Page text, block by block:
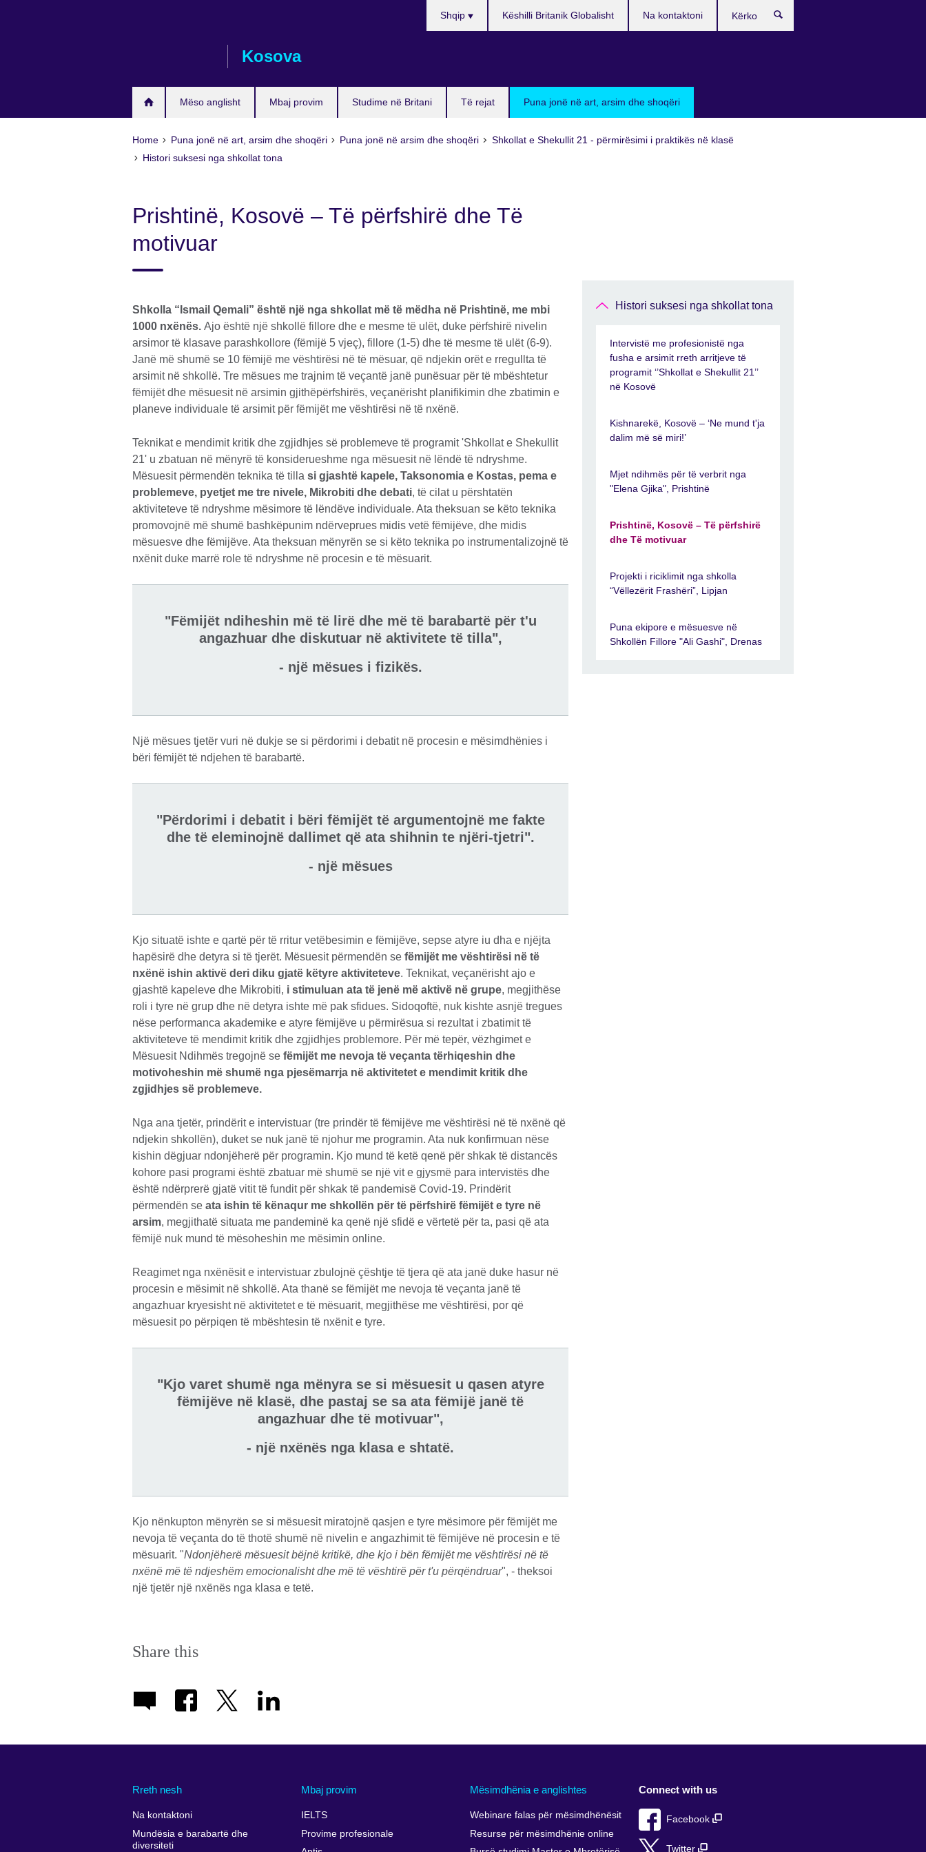
Kosova
Mëso anglisht Mbaj provim Studime në Britani Të rejat Puna jonë në art, arsim dhe shoqëri
Shqip Këshilli Britanik Globalisht Na kontaktoni
Home Puna jonë në art, arsim dhe shoqëri Puna jonë në arsim dhe shoqëri
Shkollat e Shekullit 21 - përmirësimi i praktikës në klasë
Histori suksesi nga shkollat tona
Prishtinë, Kosovë – Të përfshirë dhe Të
motivuar
Shkolla “Ismail Qemali” është një nga shkollat më të mëdha në Prishtinë, me mbi
1000 nxënës. Ajo është një shkollë fillore dhe e mesme të ulët, duke përfshirë nivelin
arsimor të klasave parashkollore (fëmijë 5 vjeç), fillore (1-5) dhe të mesme të ulët (6-9).
Janë më shumë se 10 fëmijë me vështirësi në të mësuar, që ndjekin orët e rregullta të
arsimit në shkollë. Tre mësues me trajnim të veçantë janë punësuar për të mbështetur
fëmijët dhe mësuesit në arsimin gjithëpërfshirës, veçanërisht planifikimin dhe zbatimin e
planeve individuale të arsimit për fëmijët me vështirësi në të nxënë.
Teknikat e mendimit kritik dhe zgjidhjes së problemeve të programit 'Shkollat e Shekullit
21' u zbatuan në mënyrë të konsiderueshme nga mësuesit në lëndë të ndryshme.
Mësuesit përmendën teknika të tilla si gjashtë kapele, Taksonomia e Kostas, pema e
problemeve, pyetjet me tre nivele, Mikrobiti dhe debati, të cilat u përshtatën
aktiviteteve të ndryshme mësimore të lëndëve individuale. Ata theksuan se këto teknika
promovojnë më shumë bashkëpunim ndërveprues midis vetë fëmijëve, dhe midis
mësuesve dhe fëmijëve. Ata theksuan mënyrën se si këto teknika po instrumentalizojnë të
nxënit duke marrë role të ndryshme në procesin e të mësuarit.
"Fëmijët ndiheshin më të lirë dhe më të barabartë për t'u
angazhuar dhe diskutuar në aktivitete të tilla",
- një mësues i fizikës.
Një mësues tjetër vuri në dukje se si përdorimi i debatit në procesin e mësimdhënies i
bëri fëmijët të ndjehen të barabartë.
"Përdorimi i debatit i bëri fëmijët të argumentojnë me fakte
dhe të eleminojnë dallimet që ata shihnin te njëri-tjetri".
- një mësues
Kjo situatë ishte e qartë për të rritur vetëbesimin e fëmijëve, sepse atyre iu dha e njëjta
hapësirë ​​dhe detyra si të tjerët. Mësuesit përmendën se fëmijët me vështirësi në të
nxënë ishin aktivë deri diku gjatë këtyre aktiviteteve. Teknikat, veçanërisht ajo e
gjashtë kapeleve dhe Mikrobiti, i stimuluan ata të jenë më aktivë në grupe, megjithëse
roli i tyre në grup dhe në detyra ishte më pak sfidues. Sidoqoftë, nuk kishte asnjë tregues
nëse performanca akademike e atyre fëmijëve u përmirësua si rezultat i zbatimit të
aktiviteteve të mendimit kritik dhe zgjidhjes problemore. Për më tepër, vëzhgimet e
Mësuesit Ndihmës tregojnë se fëmijët me nevoja të veçanta tërhiqeshin dhe
motivoheshin më shumë nga pjesëmarrja në aktivitetet e mendimit kritik dhe
zgjidhjes së problemeve.
Nga ana tjetër, prindërit e intervistuar (tre prindër të fëmijëve me vështirësi në të nxënë që
ndjekin shkollën), duket se nuk janë të njohur me programin. Ata nuk konfirmuan nëse
kishin dëgjuar ndonjëherë për programin. Kjo mund të ketë qenë për shkak të distancës
kohore pasi programi është zbatuar më shumë se një vit e gjysmë para intervistës dhe
është ndërprerë gjatë vitit të fundit për shkak të pandemisë Covid-19. Prindërit
përmendën se ata ishin të kënaqur me shkollën për të përfshirë fëmijët e tyre në
arsim, megjithatë situata me pandeminë ka qenë një sfidë e vërtetë për ta, pasi që ata
fëmijë nuk mund të mësoheshin me mësimin online.
Reagimet nga nxënësit e intervistuar zbulojnë çështje të tjera që ata janë duke hasur në
procesin e mësimit në shkollë. Ata thanë se fëmijët me nevoja të veçanta janë të
angazhuar kryesisht në aktivitetet e të mësuarit, megjithëse me vështirësi, por që
mësuesit po përpiqen të mbështesin të nxënit e tyre.
"Kjo varet shumë nga mënyra se si mësuesit u qasen atyre
fëmijëve në klasë, dhe pastaj se sa ata fëmijë janë të
angazhuar dhe të motivuar",
- një nxënës nga klasa e shtatë.
Kjo nënkupton mënyrën se si mësuesit miratojnë qasjen e tyre mësimore për fëmijët me
nevoja të veçanta do të thotë shumë në nivelin e angazhimit të fëmijëve në procesin e të
mësuarit. "Ndonjëherë mësuesit bëjnë kritikë, dhe kjo i bën fëmijët me vështirësi në të
nxënë më të ndjeshëm emocionalisht dhe më të vështirë për t'u përqëndruar", - theksoi
një tjetër një nxënës nga klasa e tetë.
Share this
Histori suksesi nga shkollat tona
Intervistë me profesionistë nga
fusha e arsimit rreth arritjeve të
programit ‘’Shkollat e Shekullit 21’’
në Kosovë
Kishnarekë, Kosovë – ‘Ne mund t'ja
dalim më së miri!’
Mjet ndihmës për të verbrit nga
"Elena Gjika", Prishtinë
Prishtinë, Kosovë – Të përfshirë
dhe Të motivuar
Projekti i riciklimit nga shkolla
“Vëllezërit Frashëri”, Lipjan
Puna ekipore e mësuesve në
Shkollën Fillore "Ali Gashi", Drenas
Rreth nesh
Na kontaktoni
Mundësia e barabartë dhe
diversiteti
Mbaj provim
IELTS
Provime profesionale
Mësimdhënia e anglishtes
Webinare falas për mësimdhënësit
Resurse për mësimdhënie online
Connect with us
Facebook
Twitter